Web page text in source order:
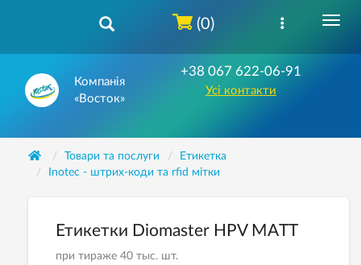
Компанія
«Восток»
+38 067 622-06-91
Усі контакти
(0)
Товари та послуги
Етикетка
Inotec - штрих-коди та rfid мітки
Етикетки Diomaster HPV MATT
при тираже 40 тыс. шт.